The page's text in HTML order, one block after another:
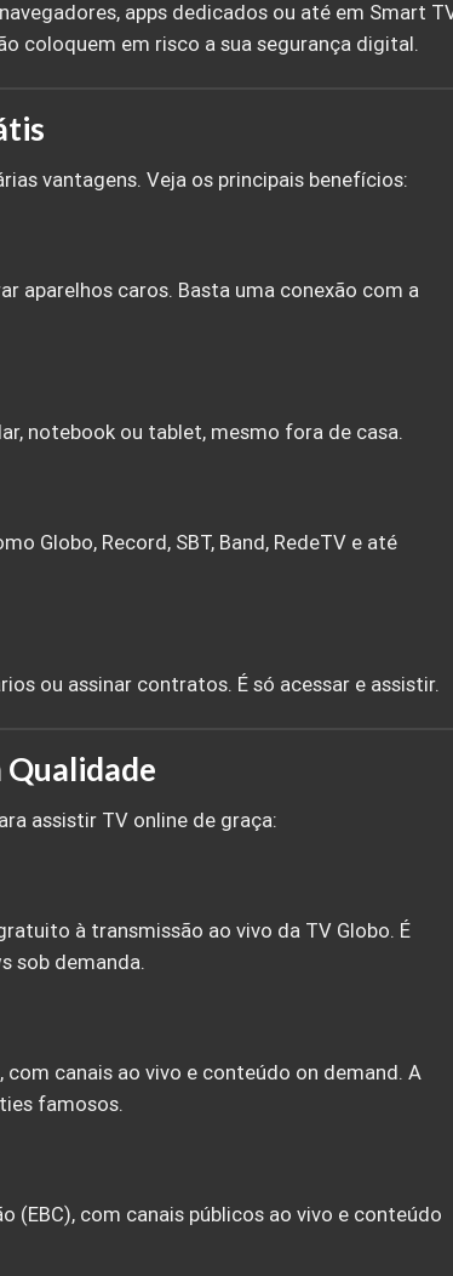
apps dedicados ou até em Smart
coloquem em risco a sua segurança digital.
vantagens. Veja os principais benefícios:
aparelhos caros. Basta uma conexão com a
notebook ou tablet, mesmo fora de casa.
Globo, Record, SBT, Band, RedeTV e até
ou assinar contratos. É só acessar e assistir.
Qualidade
assistir TV online de graça:
à transmissão ao vivo da TV Globo. É
sob demanda.
canais ao vivo e conteúdo on demand. A
famosos.
(EBC), com canais públicos ao vivo e conteúdo